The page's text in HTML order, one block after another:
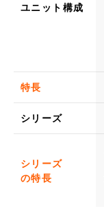
ユニット構成
特長
シリーズ
シリーズ
の特長